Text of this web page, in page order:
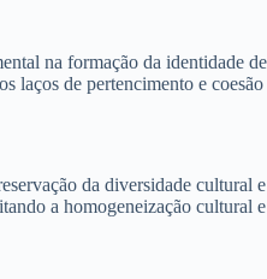
na formação da identidade
laços de pertencimento e coesão
da diversidade
a homogeneização cultural